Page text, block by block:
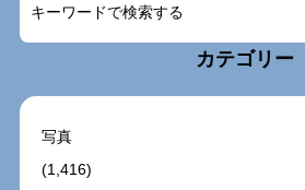
カテゴリー
写真
(1,416)